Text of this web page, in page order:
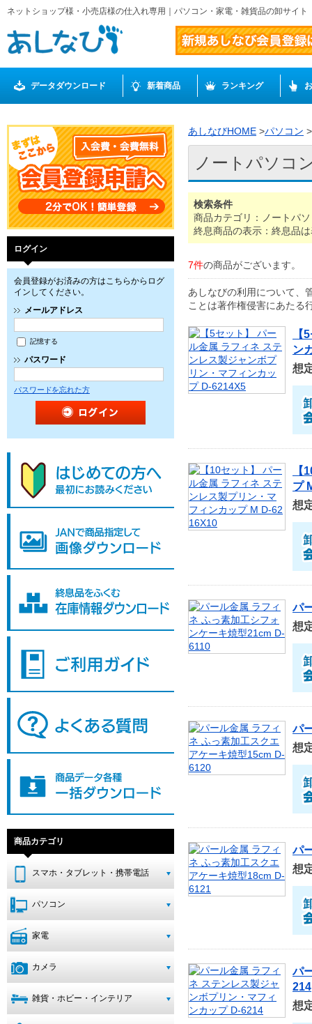
ネットショップ様・小売店様の仕入れ専用｜パソコン・家電・雑貨品の卸サイ
データダウンロード 新着商品 ランキング
ログイン
会員登録がお済みの方はこちらからログ
インしてください。
メールアドレス
記憶する
パスワード
パスワードを忘れた方
商品カテゴリ
スマホ・タブレット・携帯電話
パソコン
家電
カメラ
雑貨・ホビー・インテリア
あしなびHOME >パソコン >
ノートパソコ
検索条件
商品カテゴリ：ノートパ
終息商品の表示：終息品
7件の商品がございます。
あしなびの利用について、
ことは著作権侵害にあたる
【
ン
想
【
プ
想
パ
想
パ
想
パ
想
パ
214
想